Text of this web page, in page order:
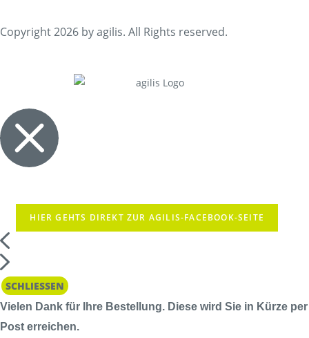
Copyright 2026 by agilis. All Rights reserved.
HIER GEHTS DIREKT ZUR AGILIS-FACEBOOK-SEITE
SCHLIESSEN
Vielen Dank für Ihre Bestellung. Diese wird Sie in Kürze per
Post erreichen.